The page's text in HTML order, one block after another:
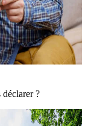
déclarer ?